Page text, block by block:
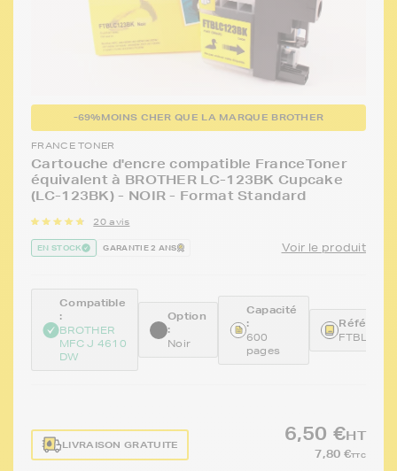
-69%MOINS CHER QUE LA MARQUE BROTHER
FRANCE TONER
Cartouche d'encre compatible FranceToner
équivalent à BROTHER LC-123BK Cupcake
(LC-123BK) - NOIR - Format Standard
20 avis
EN STOCK GARANTIE 2 ANS Voir le produit
Compatible
:
BROTHER
MFC J 4610
DW
Option
:
Noir
Capacité
:
600
pages
LIVRAISON GRATUITE
6,50 €HT
7,80 €TTC